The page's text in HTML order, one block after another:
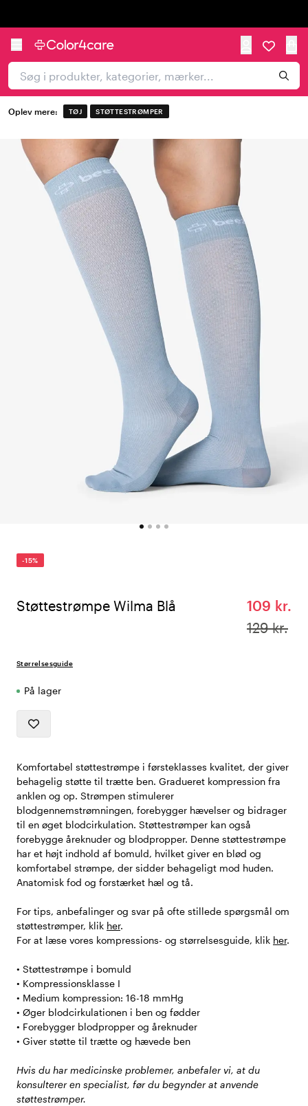
Oplev mere: TØJ STØTTESTRØMPER
-15%
Støttestrømpe Wilma Blå
109 kr.
129 kr.
Størrelsesguide
På lager
Komfortabel støttestrømpe i førsteklasses kvalitet, der giver
behagelig støtte til trætte ben. Gradueret kompression fra
anklen og op. Strømpen stimulerer
blodgennemstrømningen, forebygger hævelser og bidrager
til en øget blodcirkulation. Støttestrømper kan også
forebygge åreknuder og blodpropper. Denne støttestrømpe
har et højt indhold af bomuld, hvilket giver en blød og
komfortabel strømpe, der sidder behageligt mod huden.
Anatomisk fod og forstærket hæl og tå.
For tips, anbefalinger og svar på ofte stillede spørgsmål om
støttestrømper, klik her.
For at læse vores kompressions- og størrelsesguide, klik her.
• Støttestrømpe i bomuld
• Kompressionsklasse I
• Medium kompression: 16-18 mmHg
• Øger blodcirkulationen i ben og fødder
• Forebygger blodpropper og åreknuder
• Giver støtte til trætte og hævede ben
Hvis du har medicinske problemer, anbefaler vi, at du
konsulterer en specialist, før du begynder at anvende
støttestrømper.